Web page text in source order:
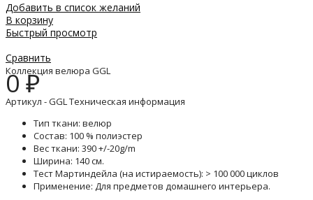
Добавить в список желаний
В корзину
Быстрый просмотр
Сравнить
Коллекция велюра GGL
0₽
Артикул - GGL Техническая информация
Тип ткани: велюр
Состав: 100 % полиэстер
Вес ткани: 390 +/-20g/m
Ширина: 140 см.
Тест Мартиндейла (на истираемость): > 100 000 циклов
Применение: Для предметов домашнего интерьера.